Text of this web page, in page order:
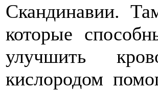
Скандинавии.
которые
улучшить
кислородом